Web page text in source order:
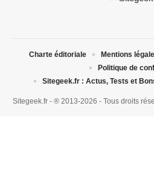
Sitegeek.fr - ® 2013-2026 - Tous droits
Charte éditoriale Mentions
Politique de
Sitegeek.fr : Actus, Tests et